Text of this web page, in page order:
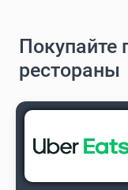
Покупайте
рестораны